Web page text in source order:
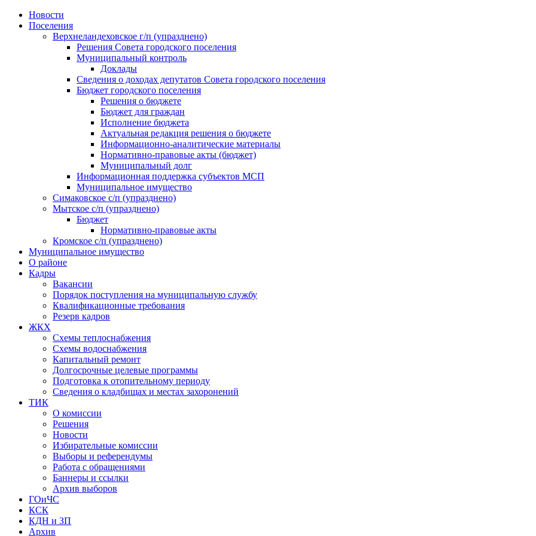
Skip
Новости
Поселения
Верхнеландеховское г/п (упразднено)
Решения Совета городского поселения
Муниципальный контроль
Доклады
Сведения о доходах депутатов Совета городского поселения
Бюджет городского поселения
Решения о бюджете
Бюджет для граждан
Исполнение бюджета
Актуальная редакция решения о бюджете
Информационно-аналитические материалы
Нормативно-правовые акты (бюджет)
Муниципальный долг
Информационная поддержка субъектов МСП
Муниципальное имущество
Симаковское с/п (упразднено)
Мытское с/п (упразднено)
Бюджет
Нормативно-правовые акты
Кромское с/п (упразднено)
Муниципальное имущество
О районе
Кадры
Вакансии
Порядок поступления на муниципальную службу
Квалификационные требования
Резерв кадров
ЖКХ
Схемы теплоснабжения
Схемы водоснабжения
Капитальный ремонт
Долгосрочные целевые программы
Подготовка к отопительному периоду
Сведения о кладбищах и местах захоронений
ТИК
О комиссии
Решения
Новости
Избирательные комиссии
Выборы и референдумы
Работа с обращениями
Баннеры и ссылки
Архив выборов
ГОиЧС
КСК
КДН и ЗП
Архив